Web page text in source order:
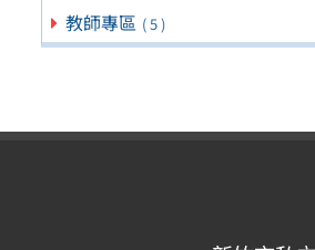
教師專區 ( 5 )